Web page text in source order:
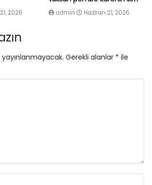
2026 admin Haziran 21, 2026
Gerekli alanlar * ile